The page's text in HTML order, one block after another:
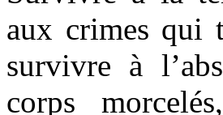
aux crimes qui
survivre à
corps